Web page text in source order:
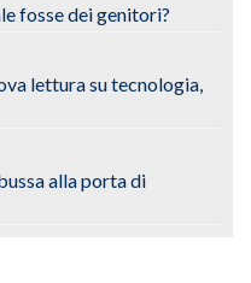
fosse dei genitori?
lettura su tecnologia,
alla porta di